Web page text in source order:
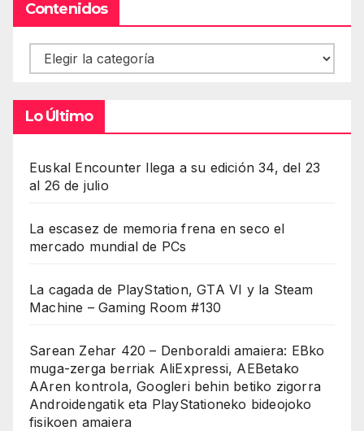
Contenidos
Contenidos
Lo Último
Euskal Encounter llega a su edición 34, del 23
al 26 de julio
La escasez de memoria frena en seco el
mercado mundial de PCs
La cagada de PlayStation, GTA VI y la Steam
Machine – Gaming Room #130
Sarean Zehar 420 – Denboraldi amaiera: EBko
muga-zerga berriak AliExpressi, AEBetako
AAren kontrola, Googleri behin betiko zigorra
Androidengatik eta PlayStationeko bideojoko
fisikoen amaiera